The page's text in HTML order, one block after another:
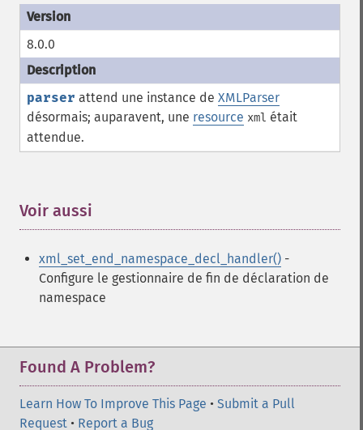
8.0.0
parser attend une instance de XMLParser
désormais; auparavent, une resource xml était
attendue.
Voir aussi
xml_set_end_namespace_decl_handler() -
Configure le gestionnaire de fin de déclaration de
namespace
Found A Problem?
Learn How To Improve This Page • Submit a Pull
Request • Report a Bug